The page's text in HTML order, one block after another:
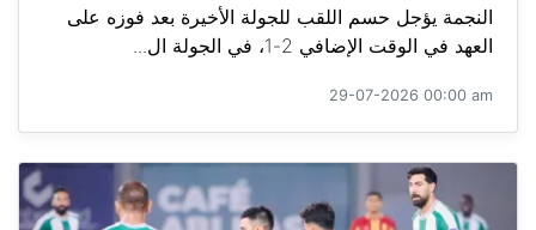
النجمة يؤجل حسم اللقب للجولة الأخيرة بعد فوزه على
العهد في الوقت الإضافي 2-1، في الجولة ال...
29-07-2026 00:00 am